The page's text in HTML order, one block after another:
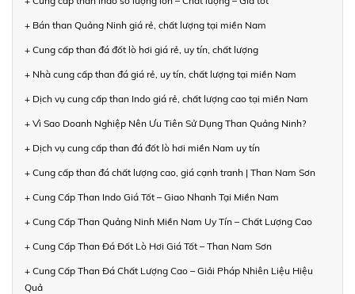
+ Bán than Quảng Ninh giá rẻ, chất lượng tại miền Nam
+ Cung cấp than đá đốt lò hơi giá rẻ, uy tín, chất lượng
+ Nhà cung cấp than đá giá rẻ, uy tín, chất lượng tại miền Nam
+ Dịch vụ cung cấp than Indo giá rẻ, chất lượng cao tại miền Nam
+ Vì Sao Doanh Nghiệp Nên Ưu Tiên Sử Dụng Than Quảng Ninh?
+ Dịch vụ cung cấp than đá đốt lò hơi miền Nam uy tín
+ Cung cấp than đá chất lượng cao, giá cạnh tranh | Than Nam Sơn
+ Cung Cấp Than Indo Giá Tốt – Giao Nhanh Tại Miền Nam
+ Cung Cấp Than Quảng Ninh Miền Nam Uy Tín – Chất Lượng Cao
+ Cung Cấp Than Đá Đốt Lò Hơi Giá Tốt – Than Nam Sơn
+ Cung Cấp Than Đá Chất Lượng Cao – Giải Pháp Nhiên Liệu Hiệu
Quả